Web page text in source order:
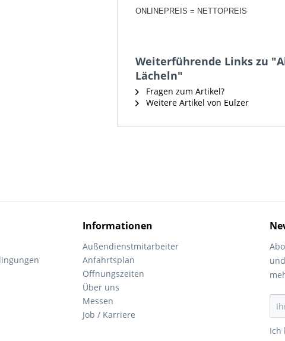
ONLINEPREIS = NETTOPREIS
Weiterführende Links zu
Lächeln"
Fragen zum Artikel?
Weitere Artikel von Eulzer
Informationen
Außendienstmitarbeiter
Anfahrtsplan
Öffnungszeiten
Über uns
Messen
Job / Karriere
Ich